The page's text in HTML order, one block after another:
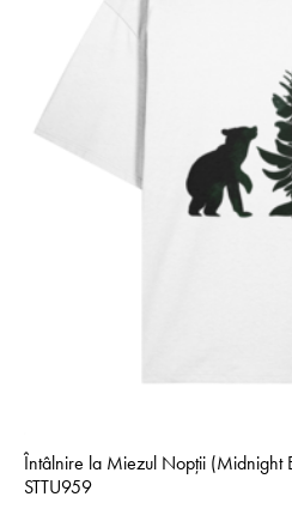
Întâlnire la Miezul Nopții (Midnight
STTU959